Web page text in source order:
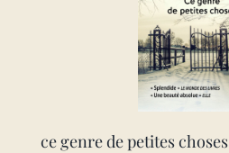
ce genre de petites choses